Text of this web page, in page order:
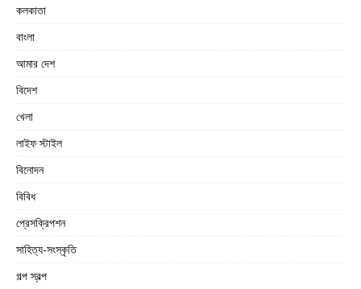
কলকাতা
বাংলা
আমার দেশ
বিদেশ
খেলা
লাইফ স্টাইল
বিনোদন
বিবিধ
প্রেসক্রিপশন
সাহিত্য-সংস্কৃতি
গল্প স্বল্প